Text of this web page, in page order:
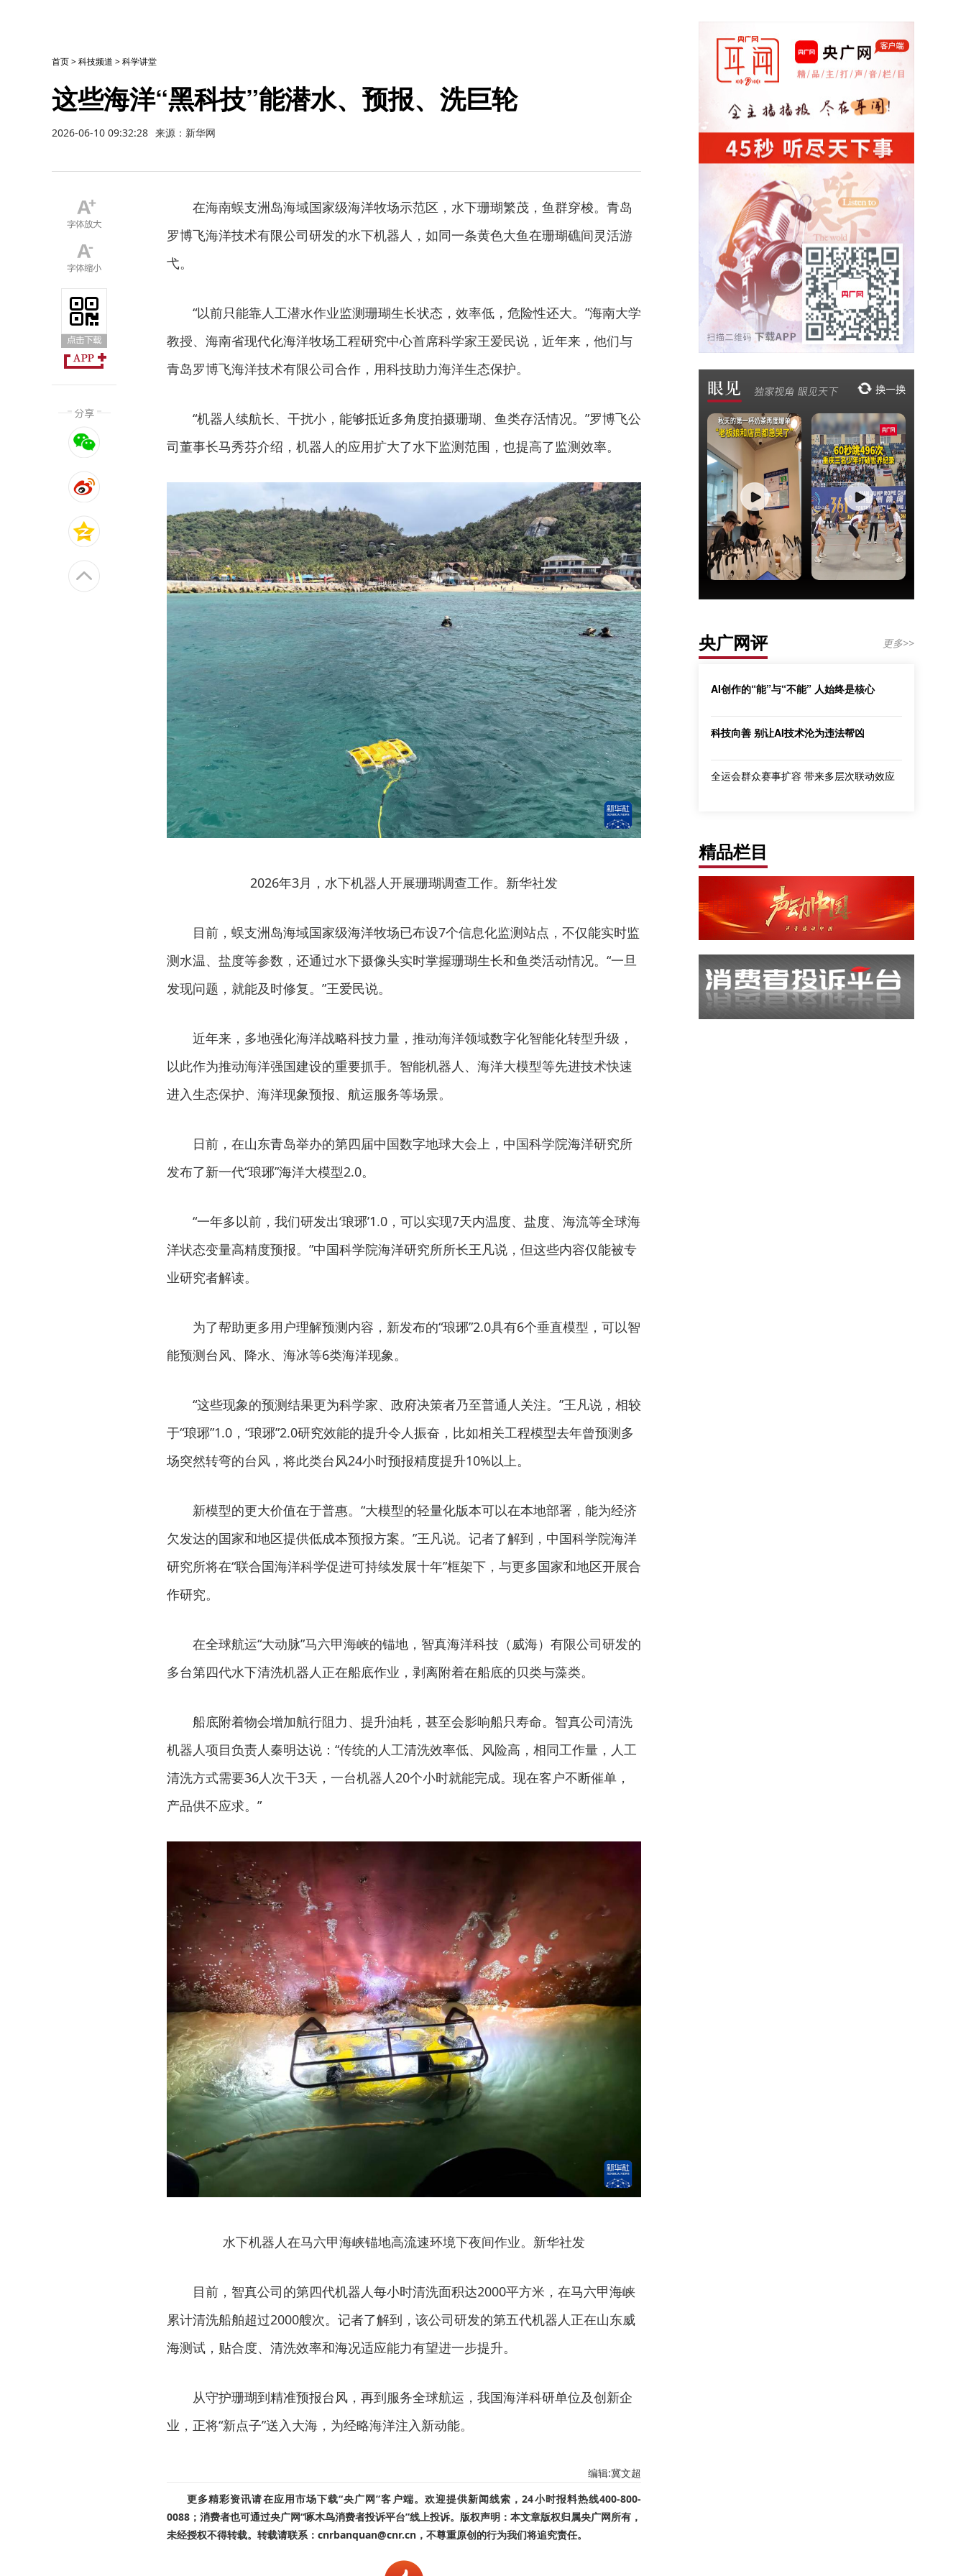
首页>科技频道 >科学讲堂
这些海洋“黑科技”能潜水、预报、洗巨轮
2026-06-10 09:32:28 来源：新华网
在海南蜈支洲岛海域国家级海洋牧场示范区，水下珊瑚繁茂，鱼群穿梭。青岛
罗博飞海洋技术有限公司研发的水下机器人，如同一条黄色大鱼在珊瑚礁间灵活游
弋。
“以前只能靠人工潜水作业监测珊瑚生长状态，效率低，危险性还大。”海南大学
教授、海南省现代化海洋牧场工程研究中心首席科学家王爱民说，近年来，他们与
青岛罗博飞海洋技术有限公司合作，用科技助力海洋生态保护。
“机器人续航长、干扰小，能够抵近多角度拍摄珊瑚、鱼类存活情况。”罗博飞公
司董事长马秀芬介绍，机器人的应用扩大了水下监测范围，也提高了监测效率。
2026年3月，水下机器人开展珊瑚调查工作。新华社发
目前，蜈支洲岛海域国家级海洋牧场已布设7个信息化监测站点，不仅能实时监
测水温、盐度等参数，还通过水下摄像头实时掌握珊瑚生长和鱼类活动情况。“一旦
发现问题，就能及时修复。”王爱民说。
近年来，多地强化海洋战略科技力量，推动海洋领域数字化智能化转型升级，
以此作为推动海洋强国建设的重要抓手。智能机器人、海洋大模型等先进技术快速
进入生态保护、海洋现象预报、航运服务等场景。
日前，在山东青岛举办的第四届中国数字地球大会上，中国科学院海洋研究所
发布了新一代“琅琊”海洋大模型2.0。
“一年多以前，我们研发出‘琅琊’1.0，可以实现7天内温度、盐度、海流等全球海
洋状态变量高精度预报。”中国科学院海洋研究所所长王凡说，但这些内容仅能被专
业研究者解读。
为了帮助更多用户理解预测内容，新发布的“琅琊”2.0具有6个垂直模型，可以智
能预测台风、降水、海冰等6类海洋现象。
“这些现象的预测结果更为科学家、政府决策者乃至普通人关注。”王凡说，相较
于“琅琊”1.0，“琅琊”2.0研究效能的提升令人振奋，比如相关工程模型去年曾预测多
场突然转弯的台风，将此类台风24小时预报精度提升10%以上。
新模型的更大价值在于普惠。“大模型的轻量化版本可以在本地部署，能为经济
欠发达的国家和地区提供低成本预报方案。”王凡说。记者了解到，中国科学院海洋
研究所将在“联合国海洋科学促进可持续发展十年”框架下，与更多国家和地区开展合
作研究。
在全球航运“大动脉”马六甲海峡的锚地，智真海洋科技（威海）有限公司研发的
多台第四代水下清洗机器人正在船底作业，剥离附着在船底的贝类与藻类。
船底附着物会增加航行阻力、提升油耗，甚至会影响船只寿命。智真公司清洗
机器人项目负责人秦明达说：“传统的人工清洗效率低、风险高，相同工作量，人工
清洗方式需要36人次干3天，一台机器人20个小时就能完成。现在客户不断催单，
产品供不应求。”
水下机器人在马六甲海峡锚地高流速环境下夜间作业。新华社发
目前，智真公司的第四代机器人每小时清洗面积达2000平方米，在马六甲海峡
累计清洗船舶超过2000艘次。记者了解到，该公司研发的第五代机器人正在山东威
海测试，贴合度、清洗效率和海况适应能力有望进一步提升。
从守护珊瑚到精准预报台风，再到服务全球航运，我国海洋科研单位及创新企
业，正将“新点子”送入大海，为经略海洋注入新动能。
编辑:冀文超
更多精彩资讯请在应用市场下载“央广网”客户端。欢迎提供新闻线索，24小时报料热线400-800-
0088；消费者也可通过央广网“啄木鸟消费者投诉平台”线上投诉。版权声明：本文章版权归属央广网所有，
未经授权不得转载。转载请联系：cnrbanquan@cnr.cn，不尊重原创的行为我们将追究责任。
央广网评 更多>>
AI创作的“能”与“不能” 人始终是核心
科技向善 别让AI技术沦为违法帮凶
全运会群众赛事扩容 带来多层次联动效应
精品栏目